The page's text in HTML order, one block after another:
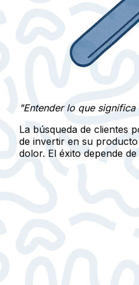
"Entender lo que
La búsqueda de clientes
de invertir en su
dolor. El éxito depende